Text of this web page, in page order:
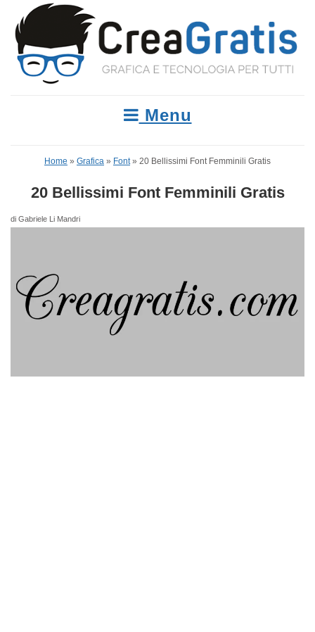
Menu
Home » Grafica » Font» 20 Bellissimi Font Femminili Gratis
20 Bellissimi Font Femminili Gratis
di Gabriele Li Mandri